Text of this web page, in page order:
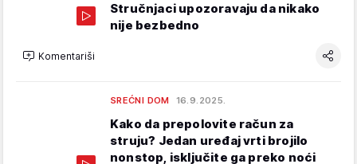
Stručnjaci upozoravaju da nikako
nije bezbedno
Komentariši
SREĆNI DOM 16.9.2025.
Kako da prepolovite račun za
struju? Jedan uređaj vrti brojilo
nonstop, isključite ga preko noći